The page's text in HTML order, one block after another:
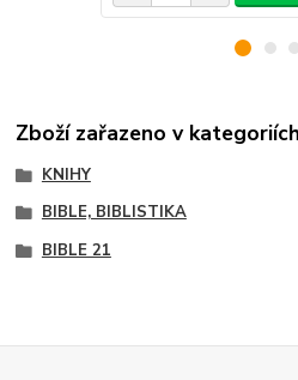
Zboží zařazeno v kategoriích
KNIHY
BIBLE, BIBLISTIKA
BIBLE 21